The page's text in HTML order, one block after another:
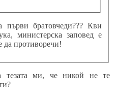
братовчеди??? Кви
министерска заповед е
противоречи!
тезата ми, че никой не те